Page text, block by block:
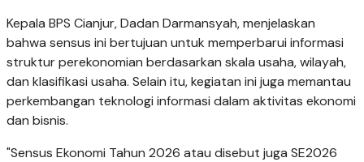
Kepala BPS Cianjur, Dadan Darmansyah, menjelaskan
bahwa sensus ini bertujuan untuk memperbarui informasi
struktur perekonomian berdasarkan skala usaha, wilayah,
dan klasifikasi usaha. Selain itu, kegiatan ini juga memantau
perkembangan teknologi informasi dalam aktivitas ekonomi
dan bisnis.
"Sensus Ekonomi Tahun 2026 atau disebut juga SE2026